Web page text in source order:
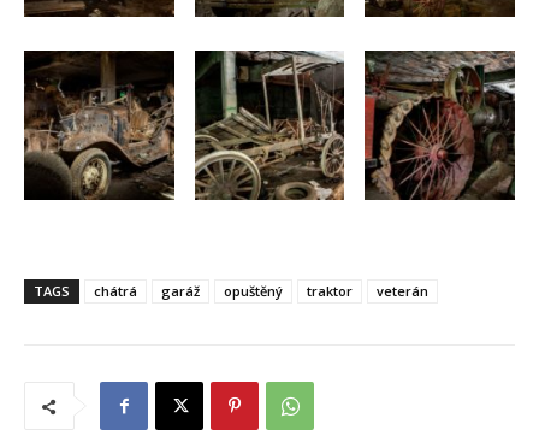
TAGS chátrá garáž opuštěný traktor veterán